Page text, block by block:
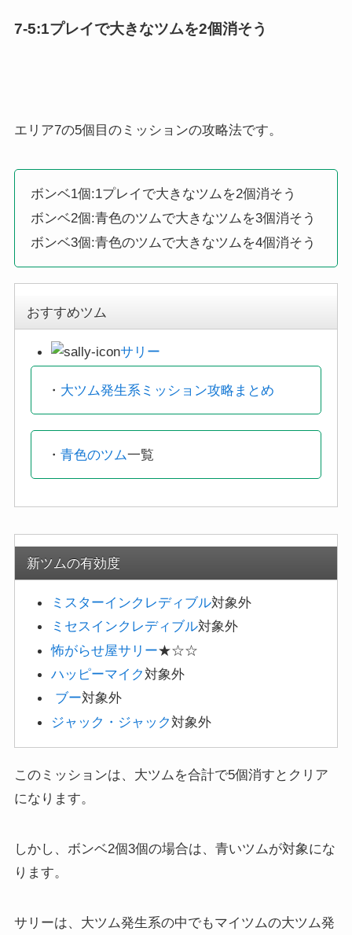
7-5:1プレイで大きなツムを2個消そう
エリア7の5個目のミッションの攻略法です。
ボンベ1個:1プレイで大きなツムを2個消そう
ボンベ2個:青色のツムで大きなツムを3個消そう
ボンベ3個:青色のツムで大きなツムを4個消そう
おすすめツム
サリー
・ 大ツム発生系ミッション攻略まとめ
・ 青色のツム一覧
新ツムの有効度
ミスターインクレディブル対象外
ミセスインクレディブル対象外
怖がらせ屋サリー★☆☆
ハッピーマイク対象外
ブー対象外
ジャック・ジャック対象外
このミッションは、大ツムを合計で5個消すとクリア
になります。
しかし、ボンベ2個3個の場合は、青いツムが対象にな
ります。
サリーは、大ツム発生系の中でもマイツムの大ツム発